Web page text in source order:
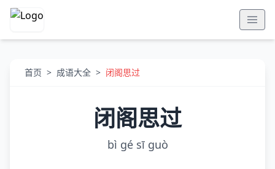
首页 > 成语大全 > 闭阁思过
闭阁思过
bì gé sī guò